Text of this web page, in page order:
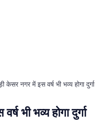
केसर नगर में इस वर्ष भी भव्य होगा दुर्गा
भी भव्य होगा दुर्गा